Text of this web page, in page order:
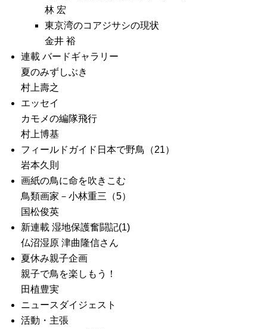
林 宏
東京湾のコアジサシの現状
金井 裕
連載 バードギャラリー
夏のみずしぶき
村上壽之
エッセイ
カモメの編隊飛行
村上博基
フィールドガイド日本で野鳥（21）
岩本久則
画紙の鳥に命を吹きこむ
鳥類画家－小林重三（5）
国松俊英
新連載 湿地保護奮闘記(1)
仏沼湿原 津曲隆信さん
夏休み親子企画
親子で鳥を楽しもう！
田植豊実
ニュースダイジェスト
活動・主張